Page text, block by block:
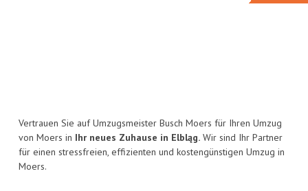
Vertrauen Sie auf Umzugsmeister Busch Moers für Ihren Umzug
von Moers in Ihr neues Zuhause in Elbląg. Wir sind Ihr Partner
für einen stressfreien, effizienten und kostengünstigen Umzug in
Moers.